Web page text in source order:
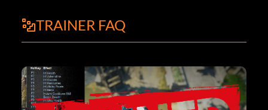
TRAINER FAQ